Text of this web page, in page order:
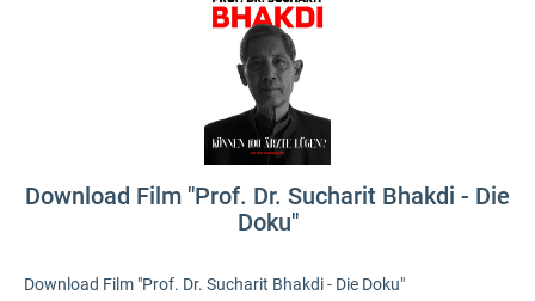
Download Film "Prof. Dr. Sucharit Bhakdi - Die
Doku"
Download Film "Prof. Dr. Sucharit Bhakdi - Die Doku"